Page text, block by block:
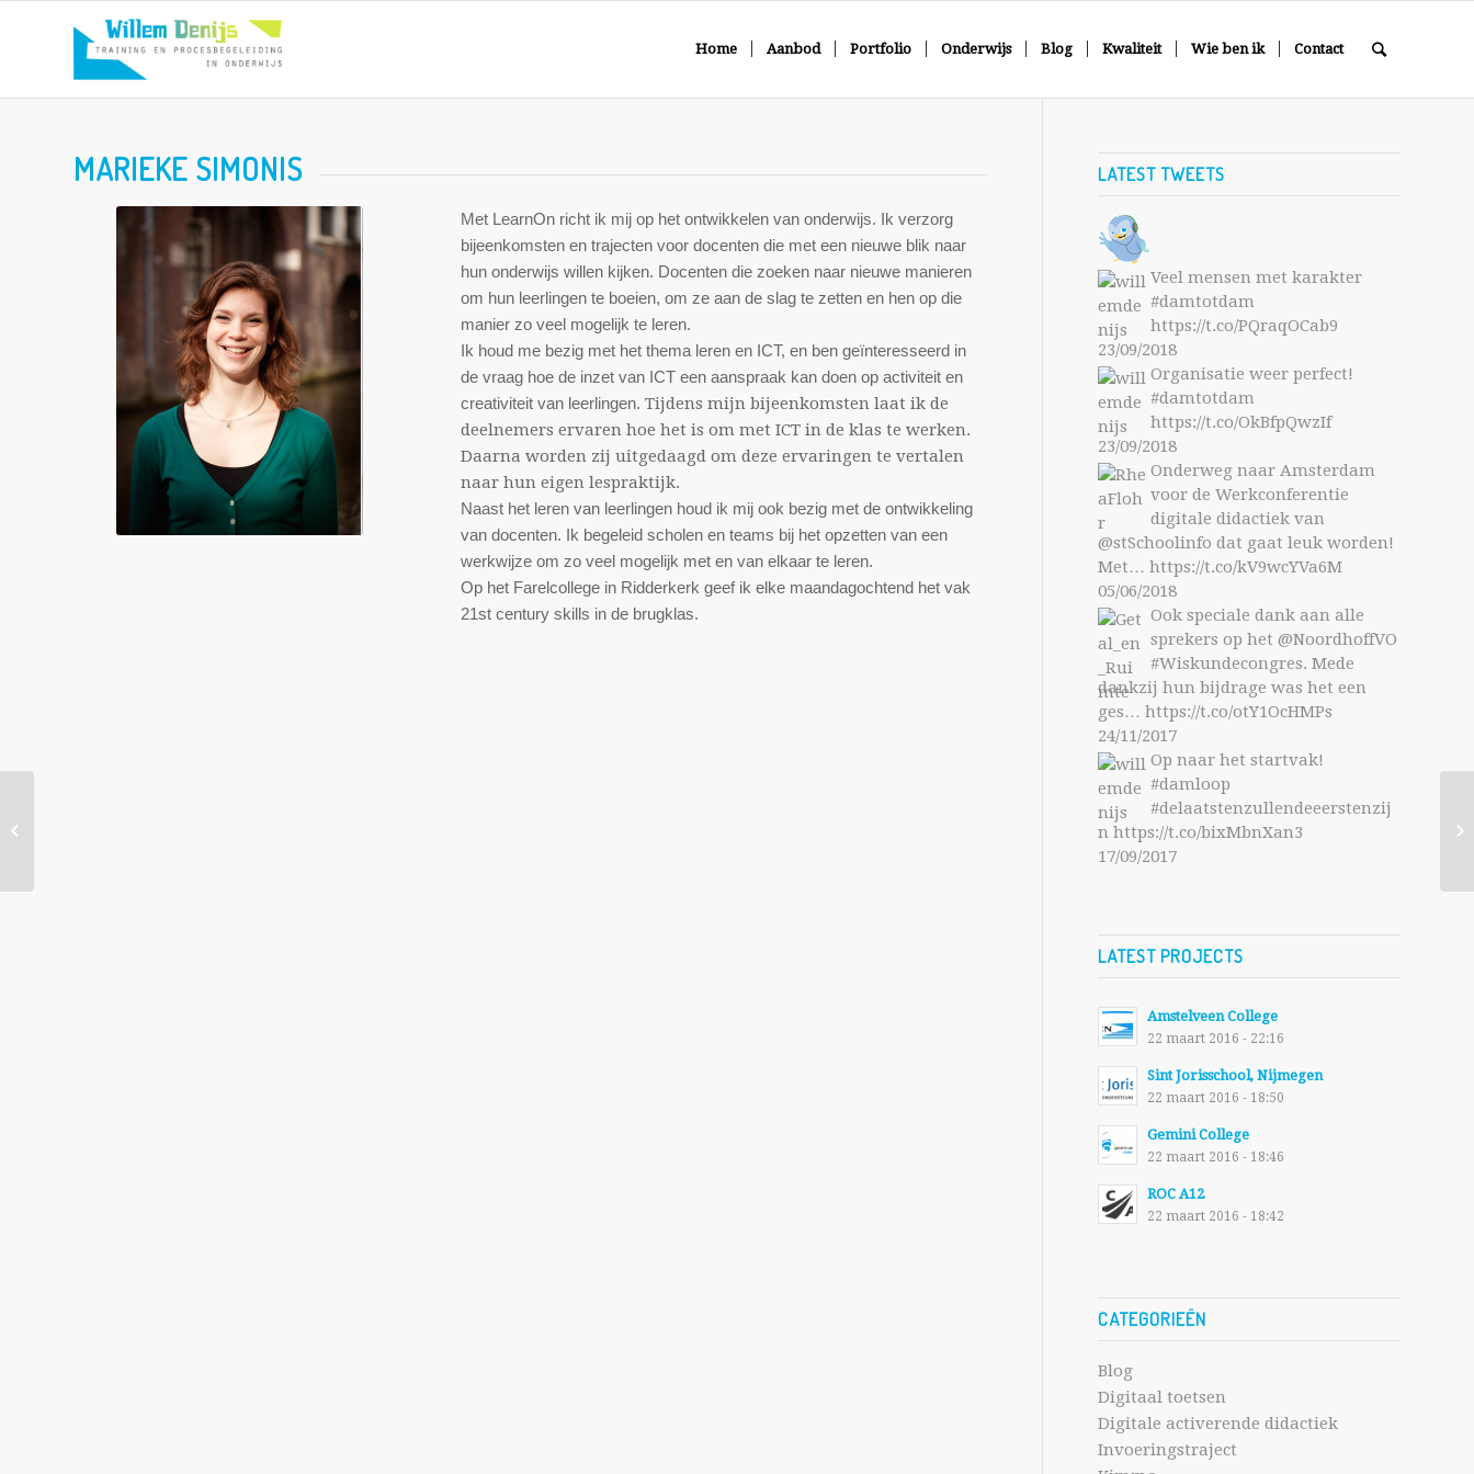
Home Aanbod Portfolio Onderwijs Blog Kwaliteit Wie ben ik Contact
MARIEKE SIMONIS
Met LearnOn richt ik mij op het ontwikkelen van onderwijs. Ik verzorg
bijeenkomsten en trajecten voor docenten die met een nieuwe blik naar
hun onderwijs willen kijken. Docenten die zoeken naar nieuwe manieren
om hun leerlingen te boeien, om ze aan de slag te zetten en hen op die
manier zo veel mogelijk te leren.
Ik houd me bezig met het thema leren en ICT, en ben geïnteresseerd in
de vraag hoe de inzet van ICT een aanspraak kan doen op activiteit en
creativiteit van leerlingen.Tijdens mijn bijeenkomsten laat ik de
deelnemers ervaren hoe het is om met ICT in de klas te werken.
Daarna worden zij uitgedaagd om deze ervaringen te vertalen
naar hun eigen lespraktijk.
Naast het leren van leerlingen houd ik mij ook bezig met de ontwikkeling
van docenten. Ik begeleid scholen en teams bij het opzetten van een
werkwijze om zo veel mogelijk met en van elkaar te leren.
Op het Farelcollege in Ridderkerk geef ik elke maandagochtend het vak
21st century skills in de brugklas.
LATEST TWEETS
Veel mensen met karakter
#damtotdam
https://t.co/PQraqOCab9
23/09/2018
Organisatie weer perfect!
#damtotdam
https://t.co/OkBfpQwzIf
23/09/2018
Onderweg naar Amsterdam
voor de Werkconferentie
digitale didactiek van
@stSchoolinfo dat gaat leuk worden!
Met…https://t.co/kV9wcYVa6M
05/06/2018
Ook speciale dank aan alle
sprekers op het@NoordhoffVO
#Wiskundecongres. Mede
dankzij hun bijdrage was het een
ges…https://t.co/otY1OcHMPs
24/11/2017
Op naar het startvak!
#damloop
#delaatstenzullendeeerstenzij
n https://t.co/bixMbnXan3
17/09/2017
LATEST PROJECTS
Amstelveen College
22 maart 2016 - 22:16
Sint Jorisschool, Nijmegen
22 maart 2016 - 18:50
Gemini College
22 maart 2016 - 18:46
ROC A12
22 maart 2016 - 18:42
CATEGORIEËN
Blog
Digitaal toetsen
Digitale activerende didactiek
Invoeringstraject